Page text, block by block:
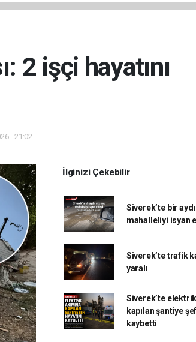
2 işçi hayatını
- 21:02
İlginizi Çekebilir
Siverek’te bir
mahalleliyi isyan
Siverek’te trafik
yaralı
Siverek’te elektrik
kapılan şantiye
kaybetti